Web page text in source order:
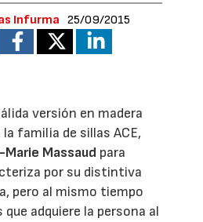
Infurma 25/09/2015
versión en madera
familia de sillas ACE,
Marie Massaud para
por su distintiva
pero al mismo tiempo
adquiere la persona al